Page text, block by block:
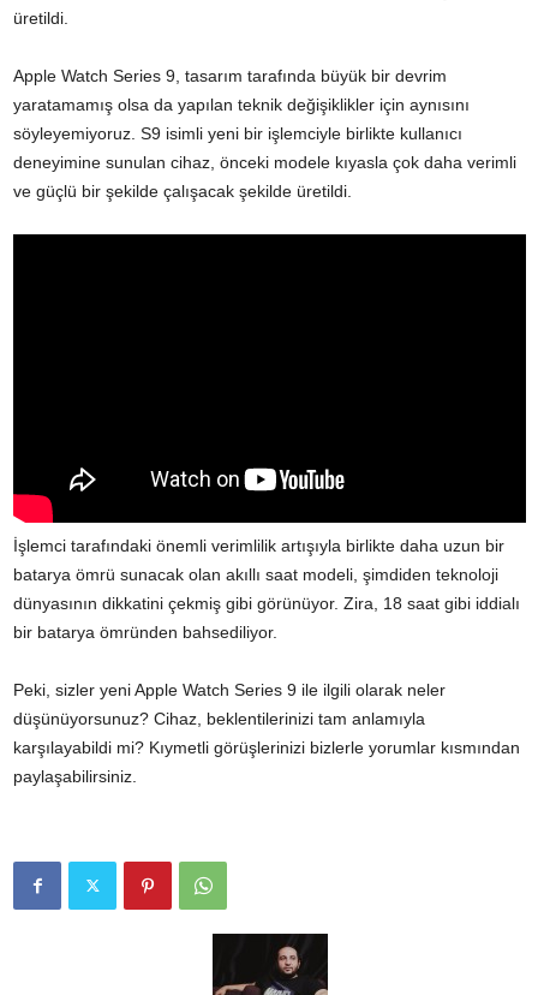
üretildi.
Apple Watch Series 9, tasarım tarafında büyük bir devrim
yaratamamış olsa da yapılan teknik değişiklikler için aynısını
söyleyemiyoruz. S9 isimli yeni bir işlemciyle birlikte kullanıcı
deneyimine sunulan cihaz, önceki modele kıyasla çok daha verimli
ve güçlü bir şekilde çalışacak şekilde üretildi.
İşlemci tarafındaki önemli verimlilik artışıyla birlikte daha uzun bir
batarya ömrü sunacak olan akıllı saat modeli, şimdiden teknoloji
dünyasının dikkatini çekmiş gibi görünüyor. Zira, 18 saat gibi iddialı
bir batarya ömründen bahsediliyor.
Peki, sizler yeni Apple Watch Series 9 ile ilgili olarak neler
düşünüyorsunuz? Cihaz, beklentilerinizi tam anlamıyla
karşılayabildi mi? Kıymetli görüşlerinizi bizlerle yorumlar kısmından
paylaşabilirsiniz.